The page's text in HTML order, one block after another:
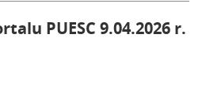
PUESC 9.04.2026 r.